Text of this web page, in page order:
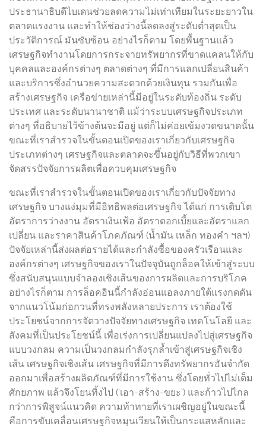
ประธานาธิบดีไบเดนช่วยลดความไม่เท่าเทียมในระยะยาวใน
ตลาดแรงงาน และทำให้ช่องว่างนี้ลดลงสู่ระดับต่ำสุดเป็น
ประวัติการณ์ มันซับซ้อน อย่างไรก็ตาม โดยพื้นฐานแล้ว
เศรษฐกิจทำงานโดยการกระจายทรัพยากรที่ขาดแคลนให้กับ
บุคคลและองค์กรต่างๆ ตลาดต่างๆ ที่มีการแลกเปลี่ยนสินค้า
และบริการซึ่งอำนวยความสะดวกด้วยเงินทุน รวมกันเพื่อ
สร้างเศรษฐกิจ เครือข่ายเหล่านี้มีอยู่ในระดับท้องถิ่น ระดับ
ประเทศ และระดับนานาชาติ แม้ว่าระบบเศรษฐกิจประเภท
ต่างๆ ที่อธิบายไว้ข้างต้นจะมีอยู่ แต่ก็ไม่ค่อยเข้มงวดขนาดนั้น
ขณะที่เราสำรวจในขั้นตอนเปิดของเราเกี่ยวกับเศรษฐกิจ
ประเภทต่างๆ เศรษฐกิจและตลาดจะขึ้นอยู่กับวิธีที่พวกเขา
จัดสรรปัจจัยการผลิตเพื่อควบคุมเศรษฐกิจ
ขณะที่เราสำรวจในขั้นตอนเปิดของเราเกี่ยวกับปัจจัยทาง
เศรษฐกิจ บางแง่มุมที่มีอิทธิพลต่อเศรษฐกิจ ได้แก่ การเติบโต
อัตราการว่างงาน อัตราเงินเฟ้อ อัตราดอกเบี้ยและอัตราแลก
เปลี่ยน และราคาสินค้าโภคภัณฑ์ (น้ำมัน เหล็ก ทองคำ ฯลฯ)
ปัจจัยเหล่านี้ส่งผลต่อรายได้และกำลังซื้อของครัวเรือนและ
องค์กรต่างๆ เศรษฐกิจของเราในปัจจุบันถูกล็อคให้เข้าสู่ระบบ
ซึ่งสนับสนุนแบบจำลองเชิงเส้นของการผลิตและการบริโภค
อย่างไรก็ตาม การล็อคอินนี้กำลังอ่อนแอลงภายใต้แรงกดดัน
จากแนวโน้มก่อกวนที่ทรงพลังหลายประการ เราต้องใช้
ประโยชน์จากการจัดวางปัจจัยทางเศรษฐกิจ เทคโนโลยี และ
สังคมที่เป็นประโยชน์นี้ เพื่อเร่งการเปลี่ยนแปลงไปสู่เศรษฐกิจ
แบบวงกลม ความเป็นวงกลมกำลังรุกล้ำเข้าสู่เศรษฐกิจเชิง
เส้น เศรษฐกิจเชิงเส้น เศรษฐกิจที่มีการดึงทรัพยากรอันจำกัด
ออกมาเพื่อสร้างผลิตภัณฑ์ที่มีการใช้งาน ซึ่งโดยทั่วไปไม่เต็ม
ศักยภาพ แล้วจึงโยนทิ้งไป (‘เอา-สร้าง-ขยะ’) และก้าวไปไกล
กว่าการพิสูจน์แนวคิด ความท้าทายที่เราเผชิญอยู่ในขณะนี้
คือการขับเคลื่อนเศรษฐกิจหมุนเวียนให้เป็นกระแสหลักและ